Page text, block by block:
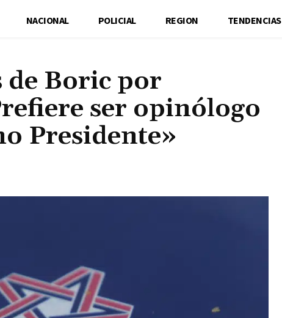
NACIONAL POLICIAL REGION TENDENCIAS
de Boric por
ser opinólogo
Presidente»